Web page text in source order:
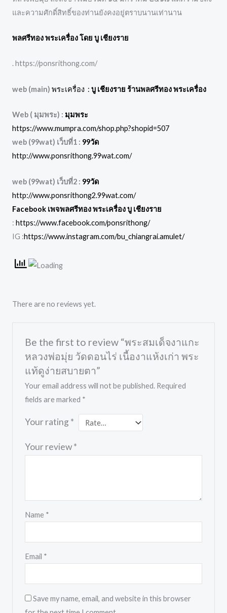
และความศักดิ์สิทธิ์ของท่านยังคงอยู่ตราบนานเท่านาน
พลศรีทอง พระเครื่อง โดย บู เชียงราย
. https://ponsrithong.com/
web (main) พระเครื่อง : บู เชียงราย ร้านพลศรีทอง พระเครื่อง
Web ( มุมพระ) : มุมพระ
https://www.mumpra.com/shop.php?shopid=507
web (99wat) เว็บที่1 : 99วัด
http://www.ponsrithong.99wat.com/
web (99wat) เว็บที่2 : 99วัด
http://www.ponsrithong2.99wat.com/
Facebook เพจพลศรีทอง พระเครื่อง บู เชียงราย
: https://www.facebook.com/ponsrithong/
IG :https://www.instagram.com/bu_chiangrai.amulet/
There are no reviews yet.
Be the first to review “พระสมเด็จงาแกะ
หลวงพ่อมุ่ย วัดดอนไร่ เนื้องาแห้งเก่า พระ
แท้ดูง่ายสบายตา”
Your email address will not be published. Required
fields are marked *
Your rating *
Your review*
Name *
Email *
Save my name, email, and website in this browser